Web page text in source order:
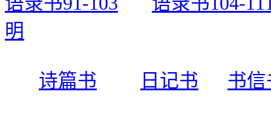
明
诗篇书 日记书 书信